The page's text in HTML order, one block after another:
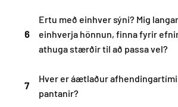
6
Ertu með einhver sýni? Mig
einhverja hönnun, finna fyrir
athuga stærðir til að passa vel?
7
Hver er áætlaður
pantanir?